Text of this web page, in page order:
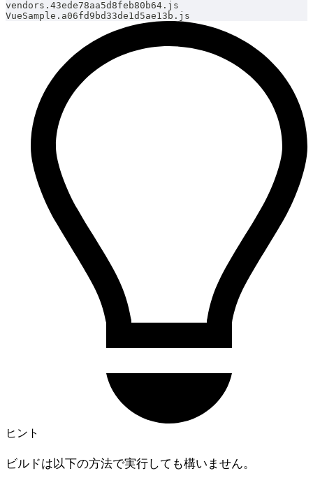
vendors.43ede78aa5d8feb80b64.js
VueSample.a06fd9bd33de1d5ae13b.js
ヒント
ビルドは以下の方法で実行しても構いません。